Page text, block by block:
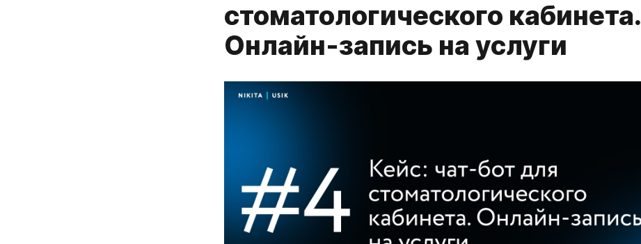
стоматологического кабинета.
Онлайн-запись на услуги